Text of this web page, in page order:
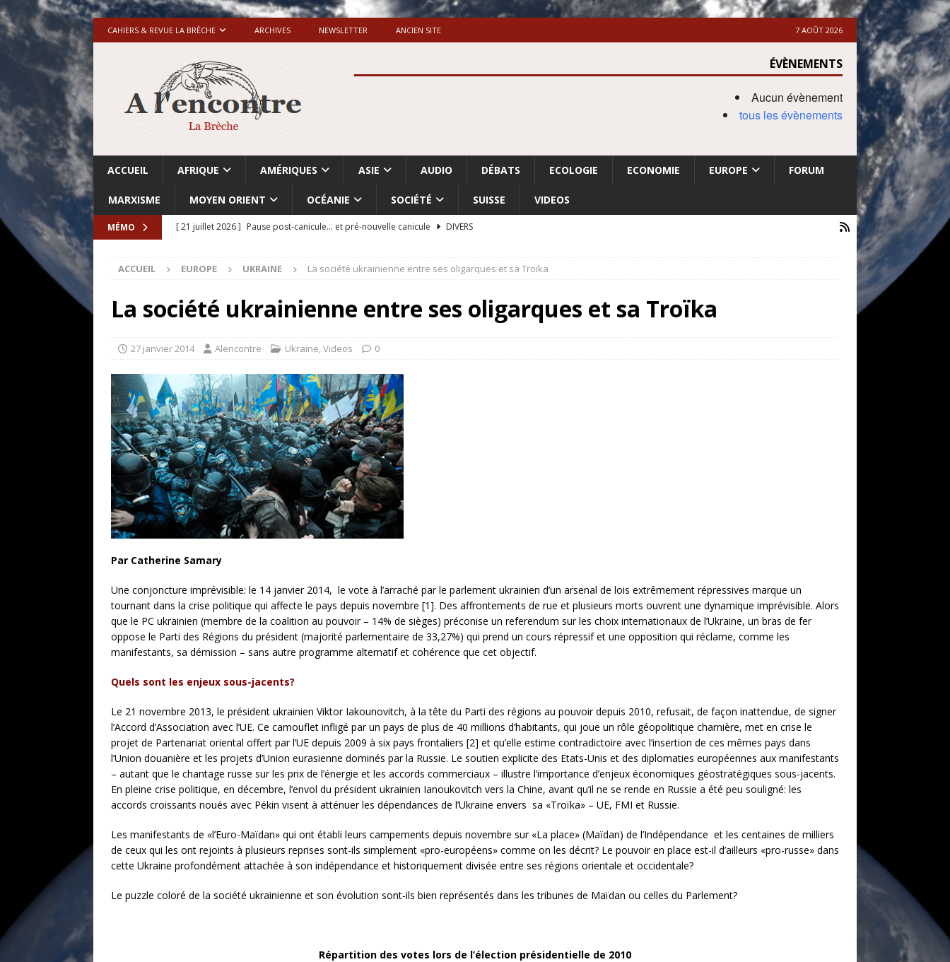
CAHIERS & REVUE LA BRÈCHE ARCHIVES NEWSLETTER ANCIEN SITE 7 AOÛT 2026
ÉVÈNEMENTS
Aucun évènement
tous les évènements
ACCUEIL AFRIQUE AMÉRIQUES ASIE AUDIO DÉBATS ECOLOGIE ECONOMIE EUROPE FORUM
MARXISME MOYEN ORIENT OCÉANIE SOCIÉTÉ SUISSE VIDEOS
MÉMO [ 21 juillet 2026 ] Pause post-canicule… et pré-nouvelle canicule
DIVERS
[ 18 juillet 2026 ]
Israël-Palestine. «Accentuation du nettoyage ethnique en Cisjordanie et à Gaza
avant les élections du 27 octobre»
«Le discours de Trump sur la “fraude électorale” était une blague de mauvais
goût… et une menace»
ETATS-UNIS
[ 14 juin 2020 ] Brésil. Les vies noires comptent: l’urgence de la démilitarisation de la Police militaire
* LA UNE
ACCUEIL EUROPE UKRAINE La société ukrainienne entre ses oligarques et sa Troïka
La société ukrainienne entre ses oligarques et sa Troïka
27 janvier 2014 Alencontre Ukraine,Videos 0
Par Catherine Samary
Une conjoncture imprévisible: le 14 janvier 2014, le vote à l’arraché par le parlement ukrainien d’un arsenal de lois extrêmement répressives marque un
tournant dans la crise politique qui affecte le pays depuis novembre [1]. Des affrontements de rue et plusieurs morts ouvrent une dynamique imprévisible. Alors
que le PC ukrainien (membre de la coalition au pouvoir – 14% de sièges) préconise un referendum sur les choix internationaux de l’Ukraine, un bras de fer
oppose le Parti des Régions du président (majorité parlementaire de 33,27%) qui prend un cours répressif et une opposition qui réclame, comme les
manifestants, sa démission – sans autre programme alternatif et cohérence que cet objectif.
Quels sont les enjeux sous-jacents?
Le 21 novembre 2013, le président ukrainien Viktor Iakounovitch, à la tête du Parti des régions au pouvoir depuis 2010, refusait, de façon inattendue, de signer
l’Accord d’Association avec l’UE. Ce camouflet infligé par un pays de plus de 40 millions d’habitants, qui joue un rôle géopolitique charnière, met en crise le
projet de Partenariat oriental offert par l’UE depuis 2009 à six pays frontaliers [2] et qu’elle estime contradictoire avec l’insertion de ces mêmes pays dans
l’Union douanière et les projets d’Union eurasienne dominés par la Russie. Le soutien explicite des Etats-Unis et des diplomaties européennes aux manifestants
– autant que le chantage russe sur les prix de l’énergie et les accords commerciaux – illustre l’importance d’enjeux économiques géostratégiques sous-jacents.
En pleine crise politique, en décembre, l’envol du président ukrainien Ianoukovitch vers la Chine, avant qu’il ne se rende en Russie a été peu souligné: les
accords croissants noués avec Pékin visent à atténuer les dépendances de l’Ukraine envers sa «Troïka» – UE, FMI et Russie.
Les manifestants de «l’Euro-Maïdan» qui ont établi leurs campements depuis novembre sur «La place» (Maïdan) de l’Indépendance et les centaines de milliers
de ceux qui les ont rejoints à plusieurs reprises sont-ils simplement «pro-européens» comme on les décrit? Le pouvoir en place est-il d’ailleurs «pro-russe» dans
cette Ukraine profondément attachée à son indépendance et historiquement divisée entre ses régions orientale et occidentale?
Le puzzle coloré de la société ukrainienne et son évolution sont-ils bien représentés dans les tribunes de Maïdan ou celles du Parlement?
Répartition des votes lors de l’élection présidentielle de 2010